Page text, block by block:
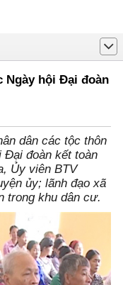
Ngày hội Đại đoàn
dân các tộc thôn
Đại đoàn kết toàn
Ủy viên BTV
ủy; lãnh đạo xã
trong khu dân cư.